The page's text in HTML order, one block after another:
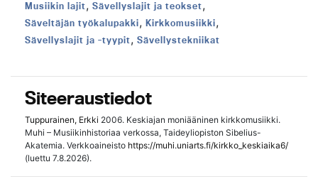
Teema:
Musiikin lajit, Teema:
Sävellyslajit ja teokset,
Teema:
Säveltäjän työkalupakki, Teema:
Kirkkomusiikki,
Teema:
Sävellyslajit ja -tyypit, Teema:
Sävellystekniikat
Siteeraustiedot
Tuppurainen, Erkki 2006. Keskiajan moniääninen kirkkomusiikki.
Muhi – Musiikinhistoriaa verkossa, Taideyliopiston Sibelius-
Akatemia. Verkkoaineisto https://muhi.uniarts.fi/kirkko_keskiaika6/
(luettu 7.8.2026).